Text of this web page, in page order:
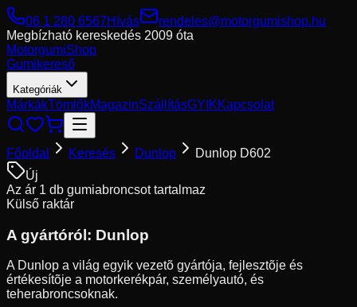
06 1 280 6567Hívás
rendeles@motorgumishop.hu
Megbízható kereskedés 2009 óta
MotorgumiShop
Gumikereső
Kategóriák
MárkákTömlőkMagazinSzállításGYIKKapcsolat
Főoldal Keresés Dunlop
Dunlop D602
Új
Az ár 1 db gumiabroncsot tartalmaz
Külső raktár
A gyártóról: Dunlop
A Dunlop a világ egyik vezetõ gyártója, fejlesztõje és
értékesítõje a motorkerékpár, személyautó, és
teherabroncsoknak.